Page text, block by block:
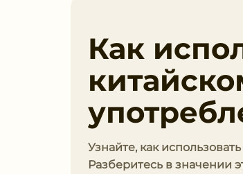
Как
Узнайте, как
Разберитесь в значении